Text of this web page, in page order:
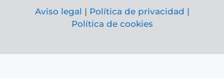
Aviso legal | Política de privacidad |
Política de cookies